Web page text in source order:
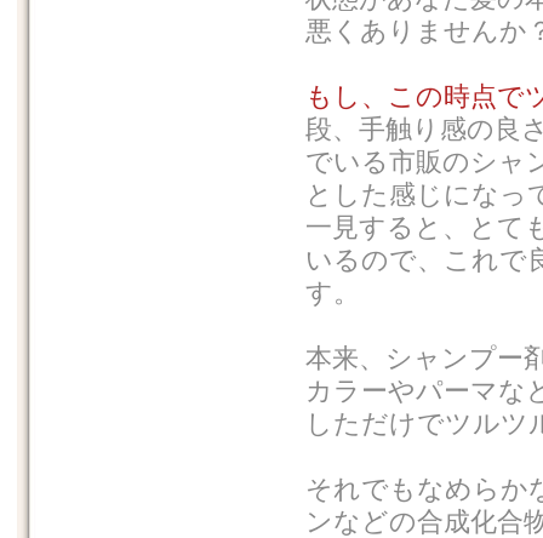
悪くありませんか
もし、この時点で
段、手触り感の良
でいる市販のシャ
とした感じになっ
一見すると、とて
いるので、これで
す。
本来、シャンプー
カラーやパーマな
しただけでツルツ
それでもなめらか
ンなどの合成化合